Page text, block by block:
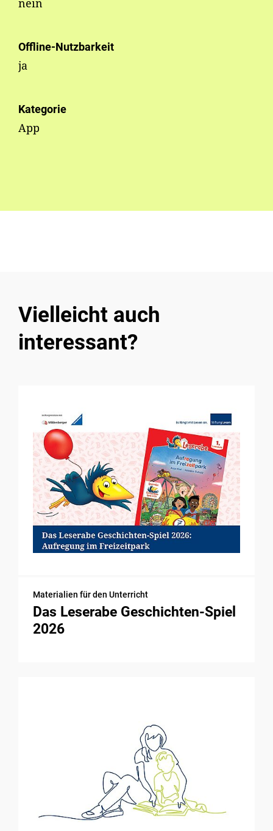
nein
Offline-Nutzbarkeit
ja
Kategorie
App
Vielleicht auch
interessant?
Materialien für den Unterricht
Das Leserabe Geschichten-Spiel
2026